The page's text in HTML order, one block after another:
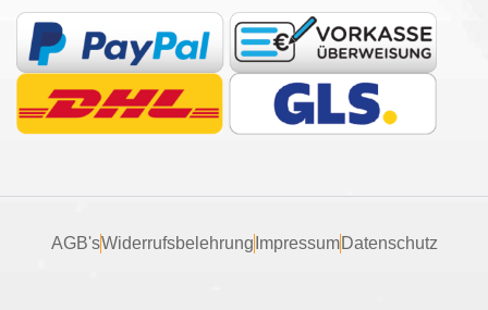
AGB'sWiderrufsbelehrung Impressum Datenschutz